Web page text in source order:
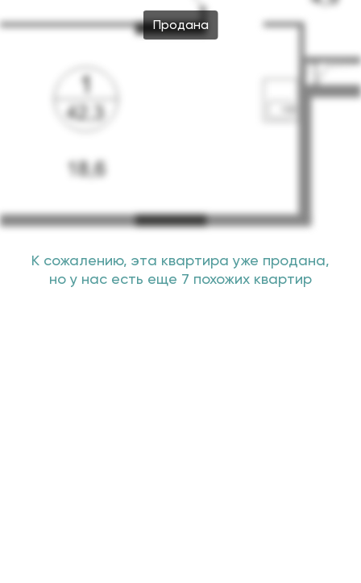
Продана
К сожалению, эта квартира уже продана,
но у нас есть еще 7 похожих квартир